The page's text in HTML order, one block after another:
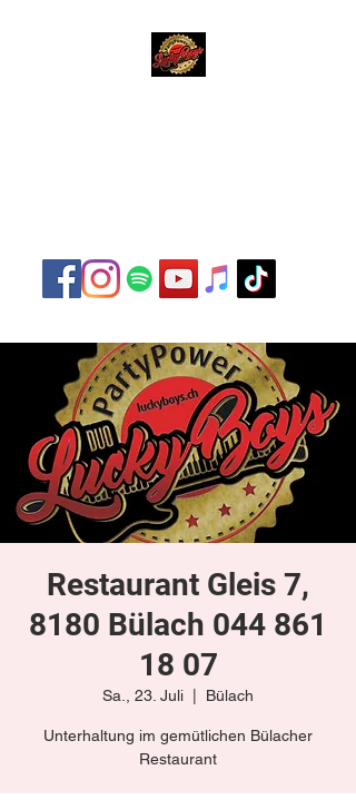
Restaurant Gleis 7,
8180 Bülach 044 861
18 07
Sa., 23. Juli Bülach
Unterhaltung im gemütlichen Bülacher
Restaurant